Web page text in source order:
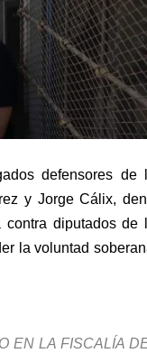
defensores de
y Jorge Cálix,
diputados de
la voluntad
EN LA FISCALÍA